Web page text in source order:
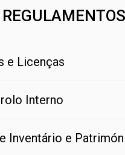
e Licenças
Interno
Inventário e